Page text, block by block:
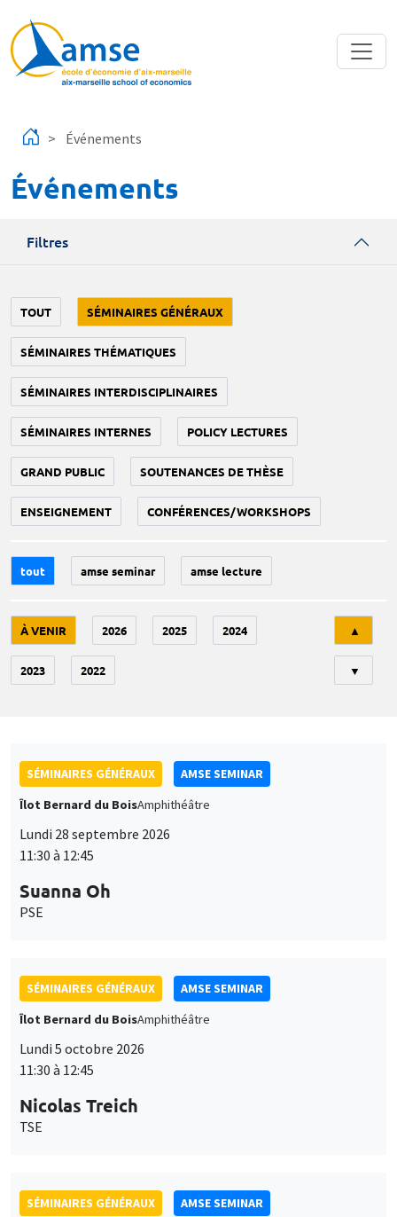
Événements
Événements
Filtres
TOUT SÉMINAIRES GÉNÉRAUX
SÉMINAIRES THÉMATIQUES
SÉMINAIRES INTERDISCIPLINAIRES
SÉMINAIRES INTERNES POLICY LECTURES
GRAND PUBLIC SOUTENANCES DE THÈSE
ENSEIGNEMENT CONFÉRENCES/WORKSHOPS
tout amse seminar amse lecture
À VENIR 2026 2025 2024
2023 2022
▲
▼
SÉMINAIRES GÉNÉRAUX
AMSE SEMINAR
Îlot Bernard du BoisAmphithéâtre
Lundi 28 septembre 2026
11:30 à 12:45
Suanna Oh
PSE
SÉMINAIRES GÉNÉRAUX
AMSE SEMINAR
Îlot Bernard du BoisAmphithéâtre
Lundi 5 octobre 2026
11:30 à 12:45
Nicolas Treich
TSE
SÉMINAIRES GÉNÉRAUX
AMSE SEMINAR